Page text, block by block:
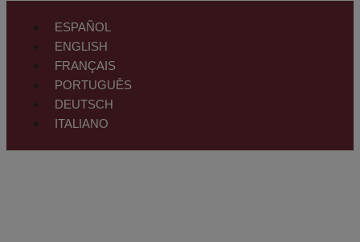
ESPAÑOL
ENGLISH
FRANÇAIS
PORTUGUÊS
DEUTSCH
ITALIANO